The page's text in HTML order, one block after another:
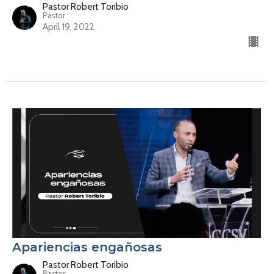
Pastor Robert Toribio
Pastor
April 19, 2022
Apariencias engañosas
Pastor Robert Toribio